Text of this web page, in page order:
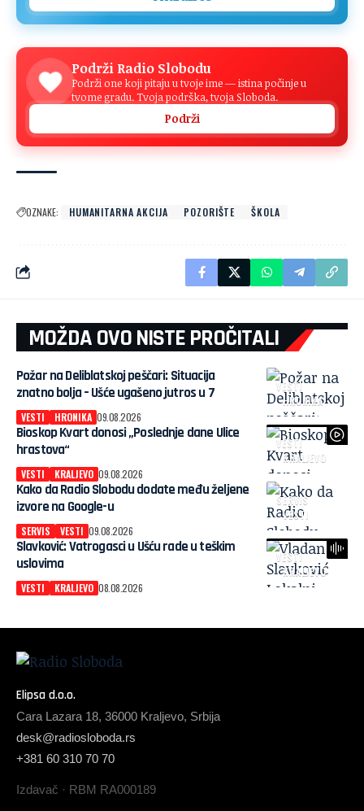
Podrži Radio Slobodu
Podrži one koji pitaju u tvoje ime — istina počinje u
tvome gradu. Tvoja podrška, tvoja Sloboda.
Podrži
OZNAKE: HUMANITARNA AKCIJA POZORIŠTE ŠKOLA
MOŽDA OVO NISTE PROČITALI
VESTI
HRONIKA
Požar na Deliblatskoj peščari: Situacija
znatno bolja – Ušće ugašeno jutros u 7
VESTI HRONIKA 09.08.2026
VESTI
KRALJEVO
Bioskop Kvart donosi „Poslednje dane Ulice
hrastova“
VESTI KRALJEVO 09.08.2026
SERVIS
VESTI
Kako da Radio Slobodu dodate među željene
izvore na Google-u
SERVIS VESTI 09.08.2026
VESTI
KRALJEVO
Slavković: Vatrogasci u Ušću rade u teškim
uslovima
VESTI KRALJEVO 08.08.2026
Elipsa d.o.o.
Cara Lazara 18, 36000 Kraljevo, Srbija
desk@radiosloboda.rs
+381 60 310 70 70
Izdavač · RBM RA000189